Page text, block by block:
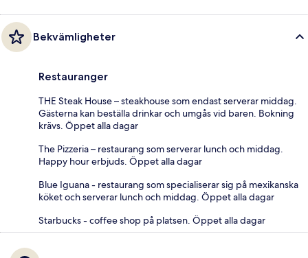
Bekvämligheter
Restauranger
THE Steak House – steakhouse som endast serverar middag.
Gästerna kan beställa drinkar och umgås vid baren. Bokning
krävs. Öppet alla dagar
The Pizzeria – restaurang som serverar lunch och middag.
Happy hour erbjuds. Öppet alla dagar
Blue Iguana - restaurang som specialiserar sig på mexikanska
köket och serverar lunch och middag. Öppet alla dagar
Starbucks - coffee shop på platsen. Öppet alla dagar